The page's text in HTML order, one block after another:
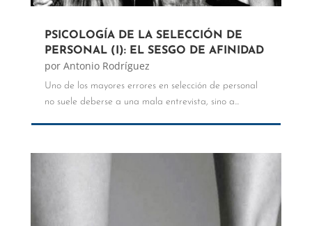
PSICOLOGÍA DE LA SELECCIÓN DE
PERSONAL (I): EL SESGO DE AFINIDAD
por Antonio Rodríguez
Uno de los mayores errores en selección de personal
no suele deberse a una mala entrevista, sino a...